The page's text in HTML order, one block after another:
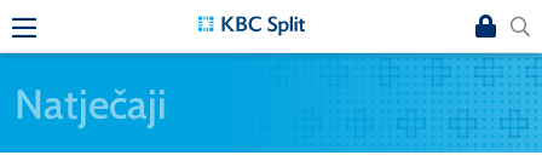
Natječaji